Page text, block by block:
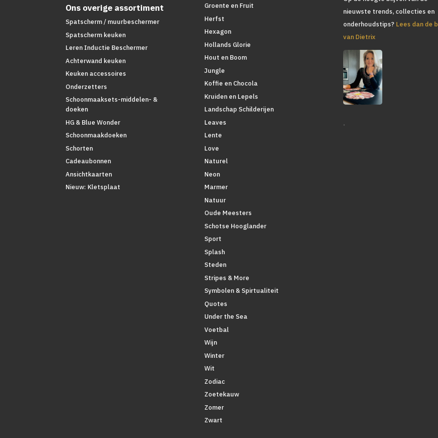
Ons overige assortiment
Spatscherm / muurbeschermer
Spatscherm keuken
Leren Inductie Beschermer
Achterwand keuken
Keuken accessoires
Onderzetters
Schoonmaaksets-middelen- &
doeken
HG & Blue Wonder
Schoonmaakdoeken
Schorten
Cadeaubonnen
Ansichtkaarten
Nieuw: Kletsplaat
Groente en Fruit
Herfst
Hexagon
Hollands Glorie
Hout en Boom
Jungle
Koffie en Chocola
Kruiden en Lepels
Landschap Schilderijen
Leaves
Lente
Love
Naturel
Neon
Marmer
Natuur
Oude Meesters
Schotse Hooglander
Sport
Splash
Steden
Stripes & More
Symbolen & Spirtualiteit
Quotes
Under the Sea
Voetbal
Wijn
Winter
Wit
Zodiac
Zoetekauw
Zomer
Zwart
nieuwste trends, collecties en
onderhoudstips? Lees dan de
van Dietrix
.